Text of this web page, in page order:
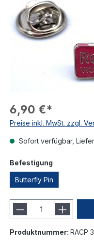
6,90 €*
Preise inkl. MwSt. zzgl.
Sofort verfügbar,
Befestigung
Butterfly Pin
Produktnummer: RACP